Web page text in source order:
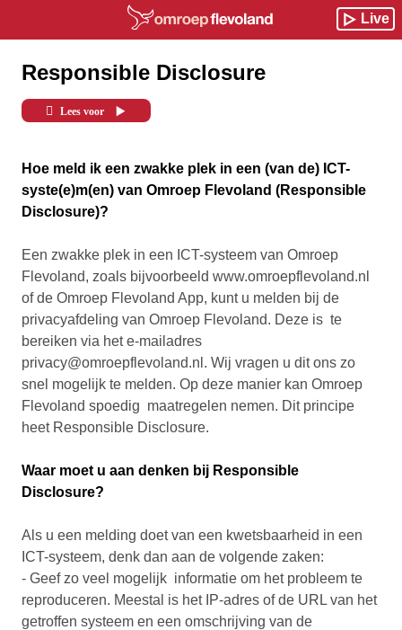
Live
Responsible Disclosure
Lees voor
Hoe meld ik een zwakke plek in een (van de) ICT-
syste(e)m(en) van Omroep Flevoland (Responsible
Disclosure)?
Een zwakke plek in een ICT-systeem van Omroep
Flevoland, zoals bijvoorbeeld www.omroepflevoland.nl
of de Omroep Flevoland App, kunt u melden bij de
privacyafdeling van Omroep Flevoland. Deze is te
bereiken via het e-mailadres
privacy@omroepflevoland.nl. Wij vragen u dit ons zo
snel mogelijk te melden. Op deze manier kan Omroep
Flevoland spoedig maatregelen nemen. Dit principe
heet Responsible Disclosure.
Waar moet u aan denken bij Responsible
Disclosure?
Als u een melding doet van een kwetsbaarheid in een
ICT-systeem, denk dan aan de volgende zaken:
- Geef zo veel mogelijk informatie om het probleem te
reproduceren. Meestal is het IP-adres of de URL van het
getroffen systeem en een omschrijving van de